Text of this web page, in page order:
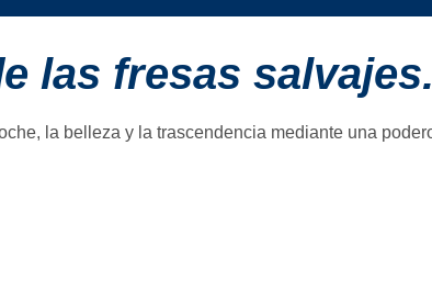
las fresas salvajes.
la belleza y la trascendencia mediante una